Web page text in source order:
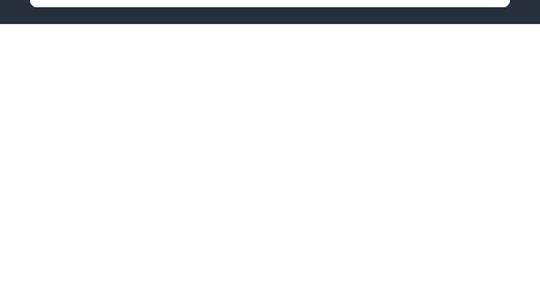
運官黃燕瓊女士、周生生集團副總經理周允成先生、